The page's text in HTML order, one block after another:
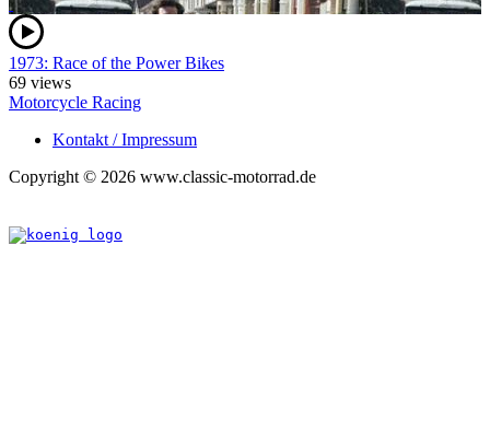
1973: Race of the Power Bikes
69 views
Motorcycle Racing
Kontakt / Impressum
Copyright © 2026 www.classic-motorrad.de